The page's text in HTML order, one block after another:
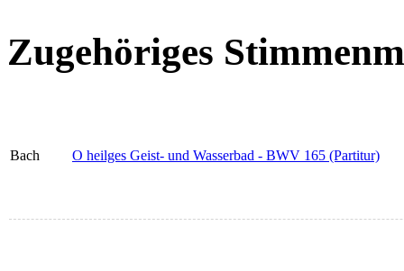
Zugehöriges
Bach O heilges Geist- und Wasserbad - BWV 165 (Partitur)